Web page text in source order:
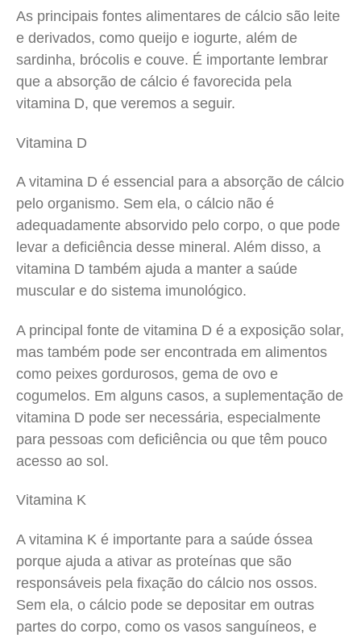
As principais fontes alimentares de cálcio são leite
e derivados, como queijo e iogurte, além de
sardinha, brócolis e couve. É importante lembrar
que a absorção de cálcio é favorecida pela
vitamina D, que veremos a seguir.
Vitamina D
A vitamina D é essencial para a absorção de cálcio
pelo organismo. Sem ela, o cálcio não é
adequadamente absorvido pelo corpo, o que pode
levar a deficiência desse mineral. Além disso, a
vitamina D também ajuda a manter a saúde
muscular e do sistema imunológico.
A principal fonte de vitamina D é a exposição solar,
mas também pode ser encontrada em alimentos
como peixes gordurosos, gema de ovo e
cogumelos. Em alguns casos, a suplementação de
vitamina D pode ser necessária, especialmente
para pessoas com deficiência ou que têm pouco
acesso ao sol.
Vitamina K
A vitamina K é importante para a saúde óssea
porque ajuda a ativar as proteínas que são
responsáveis pela fixação do cálcio nos ossos.
Sem ela, o cálcio pode se depositar em outras
partes do corpo, como os vasos sanguíneos, e